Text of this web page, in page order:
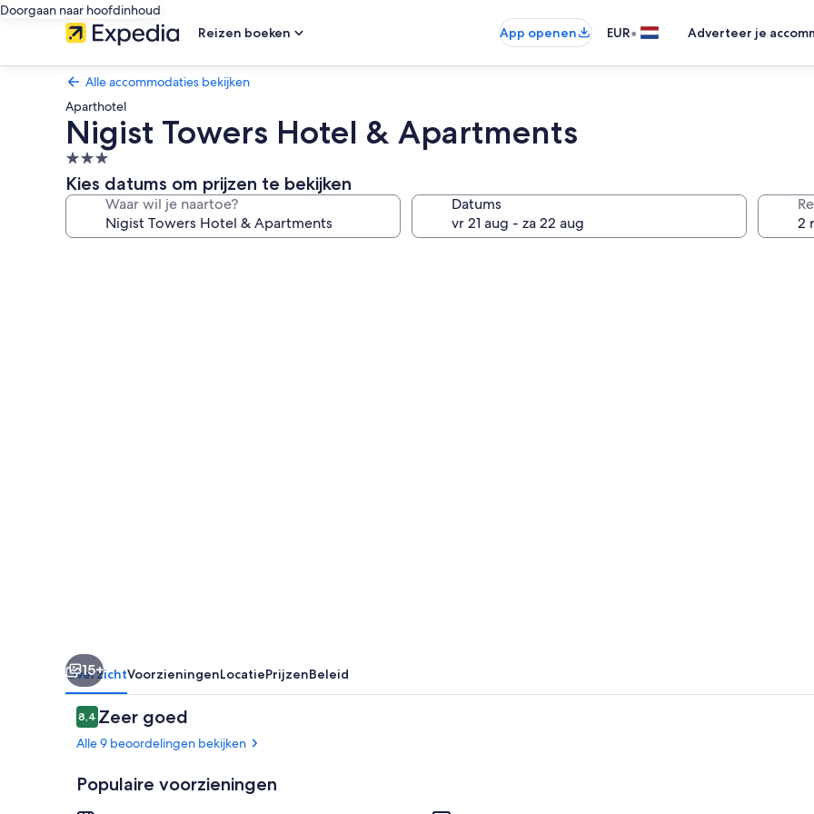
Doorgaan naar hoofdinhoud
Reizen boeken
App openen EUR• Adverteer je
Alle accommodaties bekijken
Aparthotel
Nigist Towers Hotel & Apartments
3.0-
sterrenaccommodatie
Kies datums om prijzen te bekijken
Waar wil je naartoe? Datums
15+
OverzichtVoorzieningenLocatiePrijzenBeleid
Beoordelingen
8,48,4 op 10 –
Zeer goed
Alle 9 beoordelingen bekijken
Populaire voorzieningen